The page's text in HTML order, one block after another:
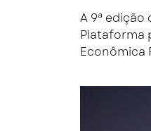
A 9ª
Plataforma
Econômica